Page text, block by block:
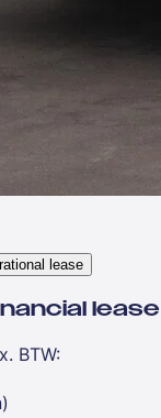
lease
lease
BTW: